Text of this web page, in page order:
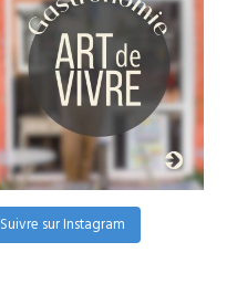
Suivre sur Instagram